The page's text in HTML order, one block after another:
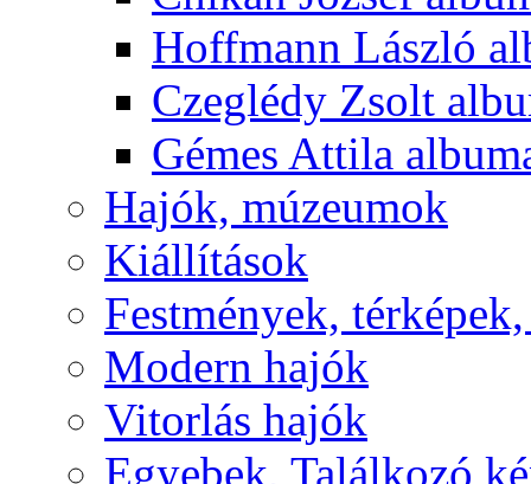
Hoffmann László
Czeglédy Zsolt
Gémes Attila
Hajók, múzeumok
Kiállítások
Festmények,
Modern hajók
Vitorlás hajók
Egyebek, Találkozó